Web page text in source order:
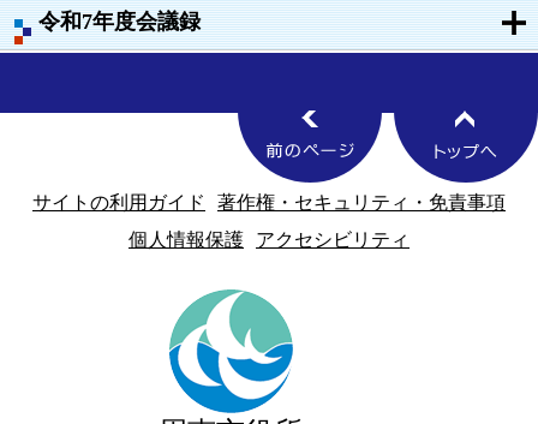
令和7年度会議録
サイトの利用ガイド
著作権・セキュリティ・免責事項
個人情報保護
アクセシビリティ